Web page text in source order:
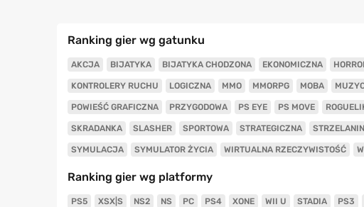
Ranking gier wg gatunku
AKCJA BIJATYKA BIJATYKA CHODZONA EKONOMICZNA
KONTROLERY RUCHU LOGICZNA MMO MMORPG MOBA
POWIEŚĆ GRAFICZNA PRZYGODOWA PS EYE PS MOVE
SKRADANKA SLASHER SPORTOWA STRATEGICZNA
SYMULACJA SYMULATOR ŻYCIA WIRTUALNA RZECZYWISTOŚĆ
Ranking gier wg platformy
PS5 XSX|S NS2 NS PC PS4 XONE WII U STADIA PS3